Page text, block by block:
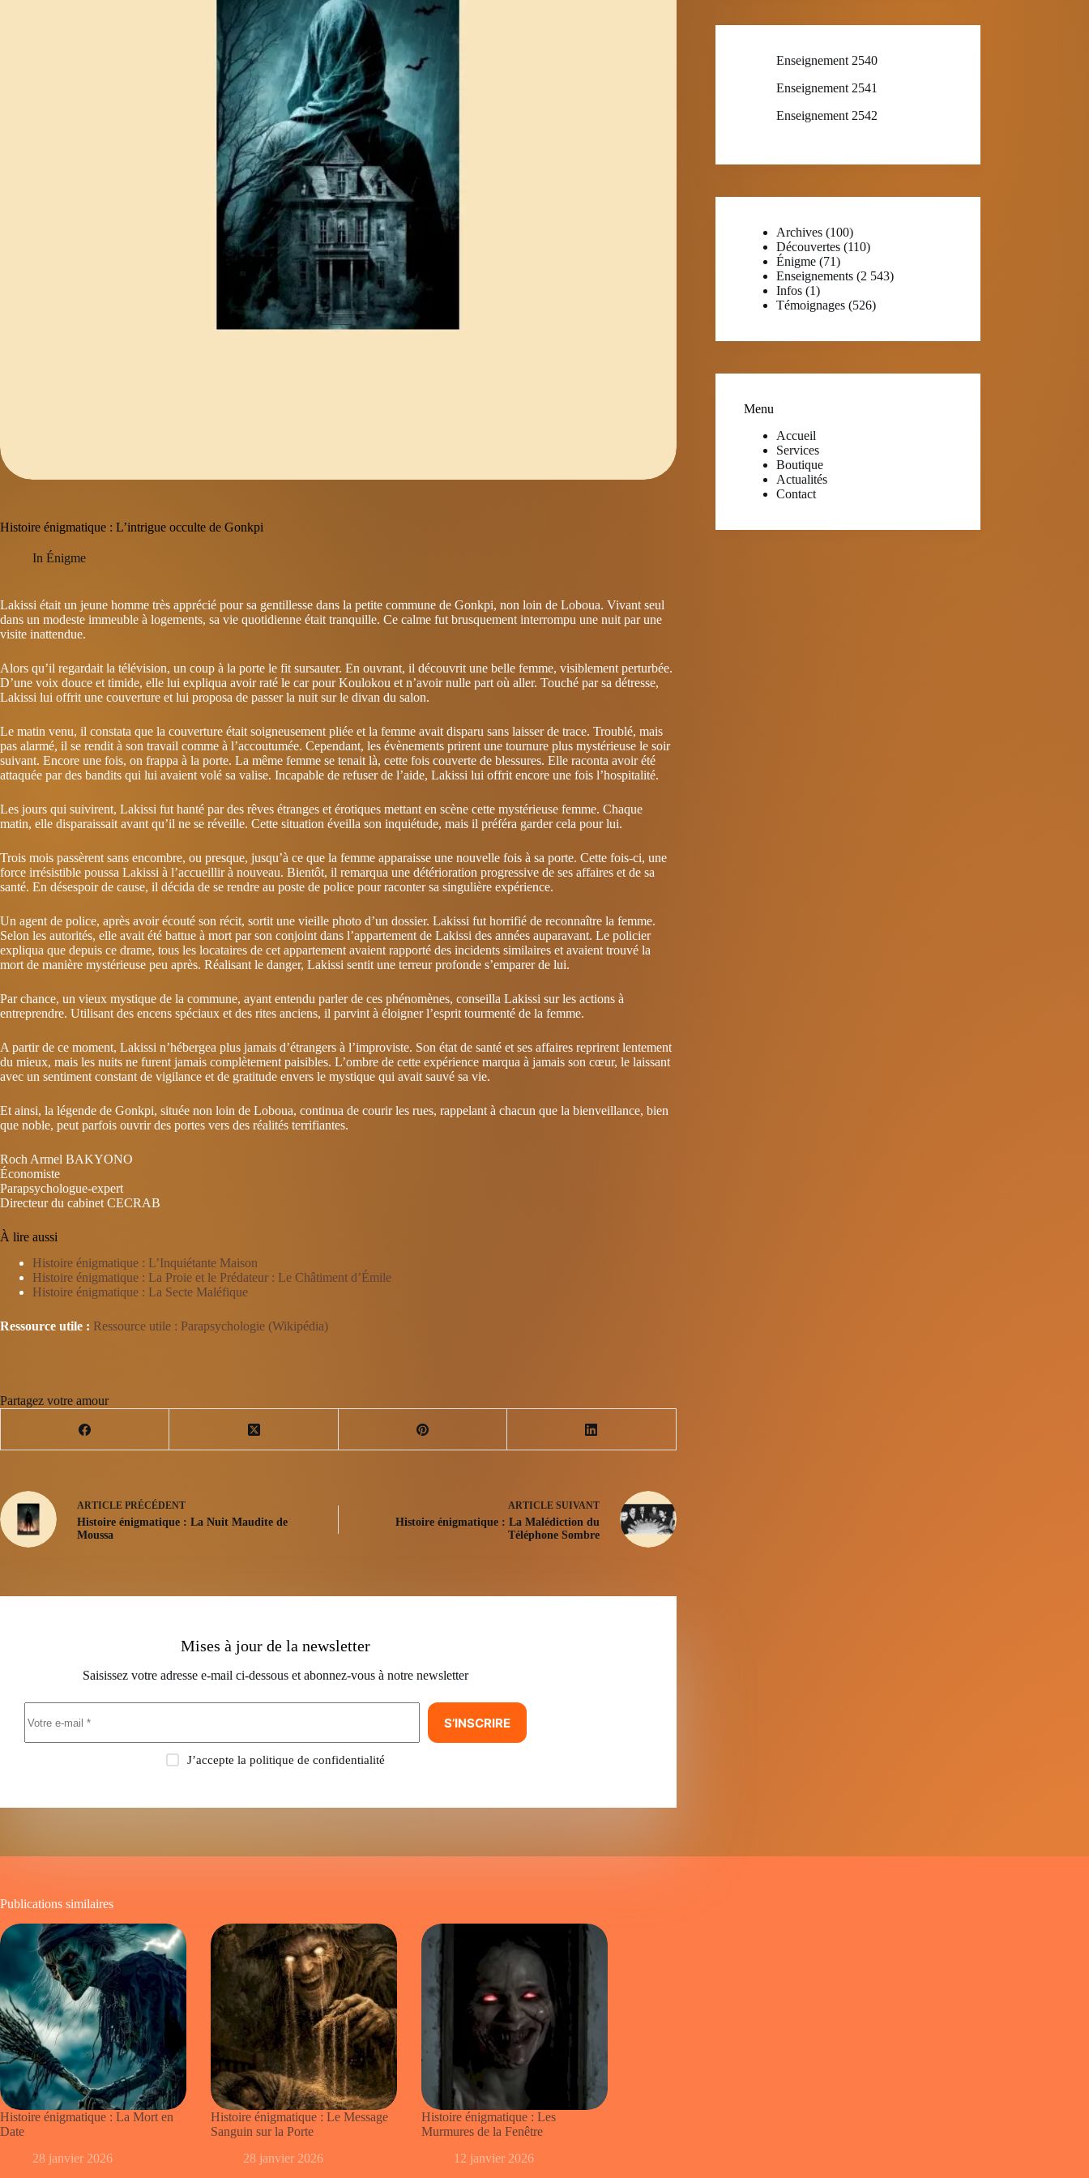
Histoire énigmatique : L’intrigue occulte de Gonkpi
In Énigme
Lakissi était un jeune homme très apprécié pour sa gentillesse dans la petite commune de Gonkpi, non loin de Loboua. Vivant seul
dans un modeste immeuble à logements, sa vie quotidienne était tranquille. Ce calme fut brusquement interrompu une nuit par une
visite inattendue.
Alors qu’il regardait la télévision, un coup à la porte le fit sursauter. En ouvrant, il découvrit une belle femme, visiblement perturbée.
D’une voix douce et timide, elle lui expliqua avoir raté le car pour Koulokou et n’avoir nulle part où aller. Touché par sa détresse,
Lakissi lui offrit une couverture et lui proposa de passer la nuit sur le divan du salon.
Le matin venu, il constata que la couverture était soigneusement pliée et la femme avait disparu sans laisser de trace. Troublé, mais
pas alarmé, il se rendit à son travail comme à l’accoutumée. Cependant, les évènements prirent une tournure plus mystérieuse le soir
suivant. Encore une fois, on frappa à la porte. La même femme se tenait là, cette fois couverte de blessures. Elle raconta avoir été
attaquée par des bandits qui lui avaient volé sa valise. Incapable de refuser de l’aide, Lakissi lui offrit encore une fois l’hospitalité.
Les jours qui suivirent, Lakissi fut hanté par des rêves étranges et érotiques mettant en scène cette mystérieuse femme. Chaque
matin, elle disparaissait avant qu’il ne se réveille. Cette situation éveilla son inquiétude, mais il préféra garder cela pour lui.
Trois mois passèrent sans encombre, ou presque, jusqu’à ce que la femme apparaisse une nouvelle fois à sa porte. Cette fois-ci, une
force irrésistible poussa Lakissi à l’accueillir à nouveau. Bientôt, il remarqua une détérioration progressive de ses affaires et de sa
santé. En désespoir de cause, il décida de se rendre au poste de police pour raconter sa singulière expérience.
Un agent de police, après avoir écouté son récit, sortit une vieille photo d’un dossier. Lakissi fut horrifié de reconnaître la femme.
Selon les autorités, elle avait été battue à mort par son conjoint dans l’appartement de Lakissi des années auparavant. Le policier
expliqua que depuis ce drame, tous les locataires de cet appartement avaient rapporté des incidents similaires et avaient trouvé la
mort de manière mystérieuse peu après. Réalisant le danger, Lakissi sentit une terreur profonde s’emparer de lui.
Par chance, un vieux mystique de la commune, ayant entendu parler de ces phénomènes, conseilla Lakissi sur les actions à
entreprendre. Utilisant des encens spéciaux et des rites anciens, il parvint à éloigner l’esprit tourmenté de la femme.
A partir de ce moment, Lakissi n’hébergea plus jamais d’étrangers à l’improviste. Son état de santé et ses affaires reprirent lentement
du mieux, mais les nuits ne furent jamais complètement paisibles. L’ombre de cette expérience marqua à jamais son cœur, le laissant
avec un sentiment constant de vigilance et de gratitude envers le mystique qui avait sauvé sa vie.
Et ainsi, la légende de Gonkpi, située non loin de Loboua, continua de courir les rues, rappelant à chacun que la bienveillance, bien
que noble, peut parfois ouvrir des portes vers des réalités terrifiantes.
Roch Armel BAKYONO
Économiste
Parapsychologue-expert
Directeur du cabinet CECRAB
À lire aussi
Histoire énigmatique : L’Inquiétante Maison
Histoire énigmatique : La Proie et le Prédateur : Le Châtiment d’Émile
Histoire énigmatique : La Secte Maléfique
Ressource utile : Ressource utile : Parapsychologie (Wikipédia)
Partagez votre amour
ARTICLE PRÉCÉDENT
Histoire énigmatique : La Nuit Maudite de
Moussa
ARTICLESUIVANT
Histoire énigmatique : La Malédiction du
Téléphone Sombre
Mises à jour de la newsletter
Saisissez votre adresse e-mail ci-dessous et abonnez-vous à notre newsletter
S’INSCRIRE
J’accepte la politique de confidentialité
Enseignement 2540
Enseignement 2541
Enseignement 2542
Archives (100)
Découvertes (110)
Énigme (71)
Enseignements (2 543)
Infos (1)
Témoignages (526)
Menu
Accueil
Services
Boutique
Actualités
Contact
Publications similaires
Histoire énigmatique : La Mort en
Date
28 janvier 2026
Histoire énigmatique : Le Message
Sanguin sur la Porte
28 janvier 2026
Histoire énigmatique : Les
Murmures de la Fenêtre
12 janvier 2026